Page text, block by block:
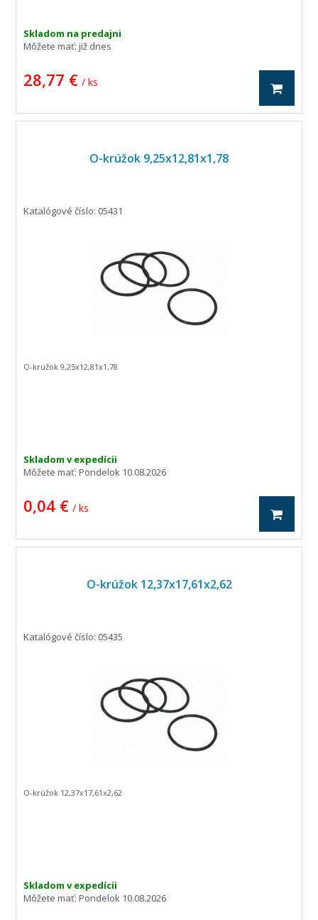
Skladom na predajni
Môžete mať:již dnes
28,77 € / ks
O-krúžok 9,25x12,81x1,78
Katalógové číslo: 05431
Skladom v expedícii
Môžete mať:Pondelok 10.08.2026
0,04 € / ks
O-krúžok 9,25x12,81x1,78
O-krúžok 12,37x17,61x2,62
Katalógové číslo: 05435
Skladom v expedícii
Môžete mať:Pondelok 10.08.2026
O-krúžok 12,37x17,61x2,62